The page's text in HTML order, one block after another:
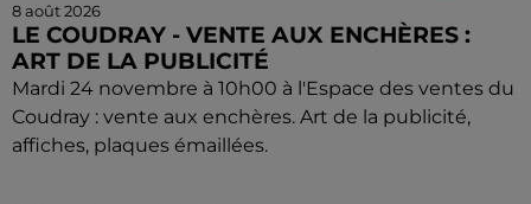
8 août 2026
LE COUDRAY - VENTE AUX ENCHÈRES :
ART DE LA PUBLICITÉ
Mardi 24 novembre à 10h00 à l'Espace des ventes du
Coudray : vente aux enchères. Art de la publicité,
affiches, plaques émaillées.